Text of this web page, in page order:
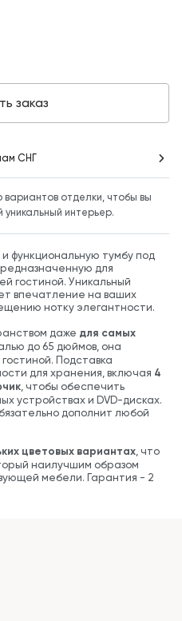
заказ
СНГ
вариантов отделки, чтобы вы
уникальный интерьер.
функциональную тумбу под
для
гостиной. Уникальный
впечатление на ваших
нотку элегантности.
даже для самых
до 65 дюймов, она
Подставка
для хранения, включая 4
, чтобы обеспечить
устройствах и DVD-дисках.
дополнит любой
цветовых вариантах , что
наилучшим образом
мебели. Гарантия - 2